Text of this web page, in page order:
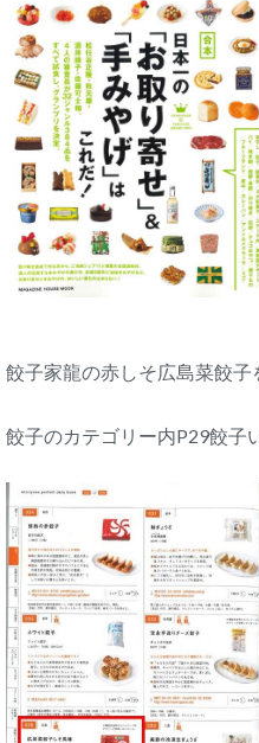
餃子家龍の赤しそ広島菜餃子
餃子のカテゴリー内P29餃子